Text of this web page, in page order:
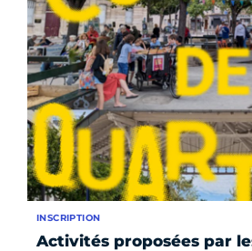
Activités proposées par
INSCRIPTION